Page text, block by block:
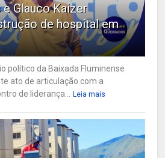
e Glauco Kaizer
de hospital em
político da Baixada Fluminense
ato de articulação com a
de liderança...
Leia mais